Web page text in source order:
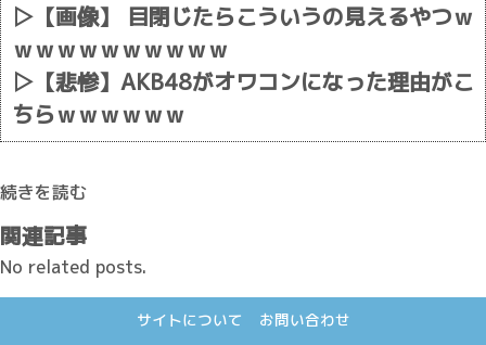
▷ 【画像】 目閉じたらこういうの見えるやつｗ
ｗｗｗｗｗｗｗｗｗｗ
▷ 【悲惨】AKB48がオワコンになった理由がこ
ちらｗｗｗｗｗｗ
続きを読む
関連記事
No related posts.
サイトについて お問い合わせ